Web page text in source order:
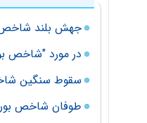
جهش بلند شاخص
در مورد "شاخص
سقوط سنگین
طوفان شاخص